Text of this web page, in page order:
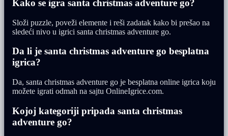
Kako se igra santa christmas adventure go?
Složi puzzle, poveži elemente i reši zadatak kako bi prešao na
sledeći nivo u igrici santa christmas adventure go.
Da li je santa christmas adventure go besplatna
igrica?
Da, santa christmas adventure go je besplatna online igrica koju
možete igrati odmah na sajtu OnlineIgrice.com.
Kojoj kategoriji pripada santa christmas
adventure go?